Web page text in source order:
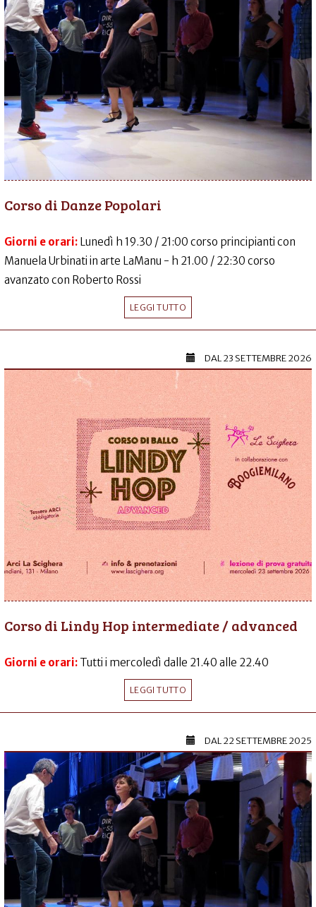
Corso di Danze Popolari
Giorni e orari: Lunedì h 19.30 / 21:00 corso principianti con
Manuela Urbinati in arte LaManu - h 21.00 / 22:30 corso
avanzato con Roberto Rossi
LEGGI TUTTO
DAL23 SETTEMBRE 2026
Corso di Lindy Hop intermediate / advanced
Giorni e orari: Tutti i mercoledì dalle 21.40 alle 22.40
LEGGI TUTTO
DAL22 SETTEMBRE 2025